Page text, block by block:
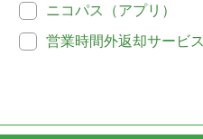
ニコパス（アプリ）
営業時間外返却サービス